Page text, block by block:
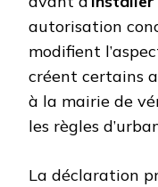
autorisation
modifient
créent certains
à la mairie de
les règles
La déclaration